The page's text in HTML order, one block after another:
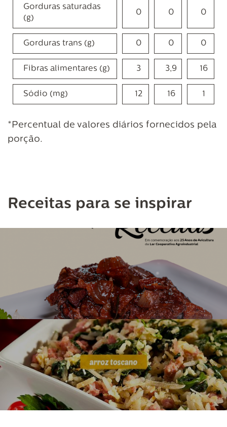
Gorduras saturadas
(g)
0 0 0
Gorduras trans (g) 0 0 0
Fibras alimentares (g) 3 3,9 16
Sódio (mg) 12 16 1
*Percentual de valores diários fornecidos pela
porção.
Receitas para se inspirar